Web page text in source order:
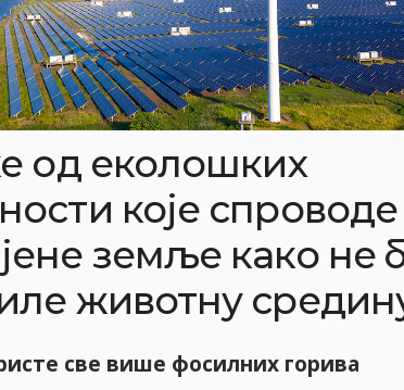
од еколошких
које спроводе
земље како не
животну
све више фосилних горива